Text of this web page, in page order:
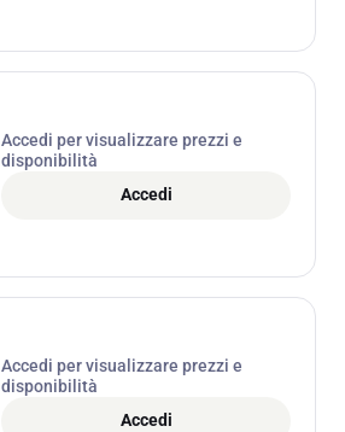
Accedi per visualizzare prezzi e
disponibilità
Accedi
Accedi per visualizzare prezzi e
disponibilità
Accedi